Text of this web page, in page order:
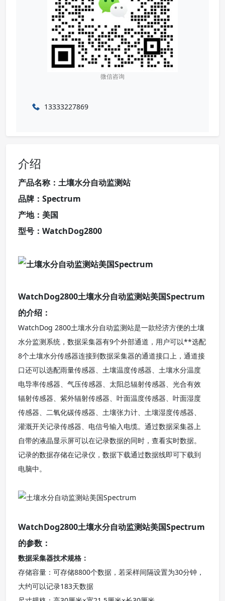
微信咨询
13333227869
介绍
产品名称：土壤水分自动监测站
品牌：Spectrum
产地：美国
型号：WatchDog2800
WatchDog2800土壤水分自动监测站美国Spectrum
的介绍：
WatchDog 2800土壤水分自动监测站是一款经济方便的土壤
水分监测系统，数据采集器有9个外部通道，用户可以**选配
8个土壤水分传感器连接到数据采集器的通道接口上，通道接
口还可以选配雨量传感器、土壤温度传感器、土壤水分温度
电导率传感器、气压传感器、太阳总辐射传感器、光合有效
辐射传感器、紫外辐射传感器、叶面温度传感器、叶面湿度
传感器、二氧化碳传感器、土壤张力计、土壤湿度传感器、
灌溉开关记录传感器、电信号输入电缆。通过数据采集器上
自带的液晶显示屏可以在记录数据的同时，查看实时数据。
记录的数据存储在记录仪，数据下载通过数据线即可下载到
电脑中。
WatchDog2800土壤水分自动监测站美国Spectrum
的参数：
数据采集器技术规格：
存储容量：可存储8800个数据，若采样间隔设置为30分钟，
大约可以记录183天数据